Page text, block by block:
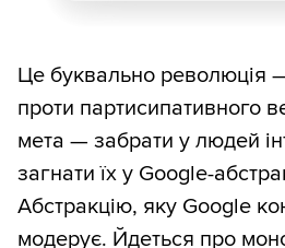
Це буквально революція
проти партисипативного
мета — забрати у людей
загнати їх у Google-
Абстракцію, яку Google
модерує. Йдеться про